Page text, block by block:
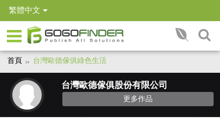
繁體中文
首頁 台灣歐德傢俱綠色生活
台灣歐德傢俱股份有限公司
更多作品